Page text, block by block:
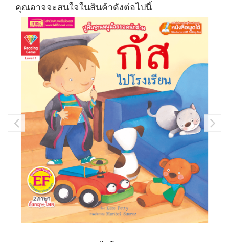
คุณอาจจะสนใจในสินค้าดังต่อไปนี้